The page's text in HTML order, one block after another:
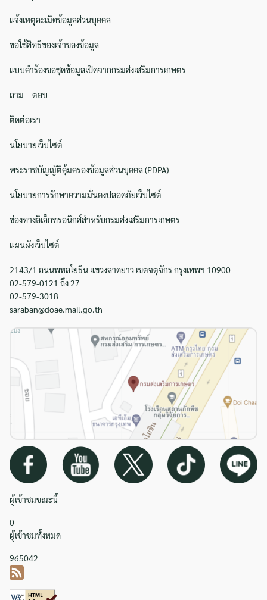
แจ้งเหตุละเมิดข้อมูลส่วนบุคคล
ขอใช้สิทธิของเจ้าของข้อมูล
แบบคำร้องขอชุดข้อมูลเปิดจากกรมส่งเสริมการเกษตร
ถาม – ตอบ
ติดต่อเรา
นโยบายเว็บไซต์
พระราชบัญญัติคุ้มครองข้อมูลส่วนบุคคล (PDPA)
นโยบายการรักษาความมั่นคงปลอดภัยเว็บไซต์
ช่องทางอิเล็กทรอนิกส์สำหรับกรมส่งเสริมการเกษตร
แผนผังเว็บไซต์
2143/1 ถนนพหลโยธิน แขวงลาดยาว เขตจตุจักร กรุงเทพฯ 10900
02-579-0121 ถึง 27
02-579-3018
saraban@doae.mail.go.th
ผู้เข้าชมขณะนี้
0
ผู้เข้าชมทั้งหมด
965042